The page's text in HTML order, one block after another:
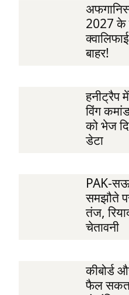
2027 के
बाहर!
हनीट्रैप
विंग
को भेज
डेटा
PAK-
समझौते
तंज,
चेतावनी
कीबोर्ड
फैल